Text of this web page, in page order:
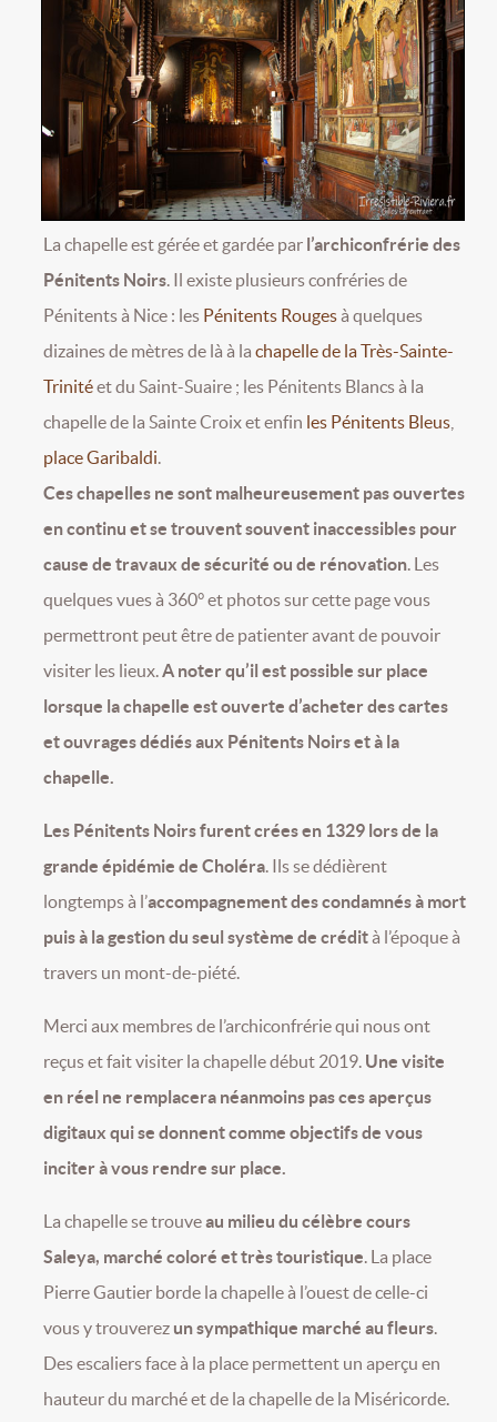
La chapelle est gérée et gardée par l’archiconfrérie des
Pénitents Noirs. Il existe plusieurs confréries de
Pénitents à Nice : les Pénitents Rougesà quelques
dizaines de mètres de là à la chapelle de la Très-Sainte-
Trinitéet du Saint-Suaire ; les Pénitents Blancs à la
chapelle de la Sainte Croix et enfin les Pénitents Bleus
place Garibaldi.
Ces chapelles ne sont malheureusement pas ouvertes
en continu et se trouvent souvent inaccessibles pour
cause de travaux de sécurité ou de rénovation. Les
quelques vues à 360° et photos sur cette page vous
permettront peut être de patienter avant de pouvoir
visiter les lieux.A noter qu’il est possible sur place
lorsque la chapelle est ouverte d’acheter des cartes
et ouvrages dédiés aux Pénitents Noirs et à la
chapelle.
Les Pénitents Noirs furent crées en 1329 lors de la
grande épidémie de Choléra. Ils se dédièrent
longtemps à l’accompagnement des condamnés à mort
puis à la gestion du seul système de crédità l’époque à
travers un mont-de-piété.
Merci aux membres de l’archiconfrérie qui nous ont
reçus et fait visiter la chapelle début 2019. Une visite
en réel ne remplacera néanmoins pas ces aperçus
digitaux qui se donnent comme objectifs de vous
inciter à vous rendre sur place.
La chapelle se trouveau milieu du célèbre cours
Saleya, marché coloré et très touristique. La place
Pierre Gautier borde la chapelle à l’ouest de celle-ci
vous y trouverez un sympathique marché au fleurs.
Des escaliers face à la place permettent un aperçu en
hauteur du marché et de la chapelle de la Miséricorde.